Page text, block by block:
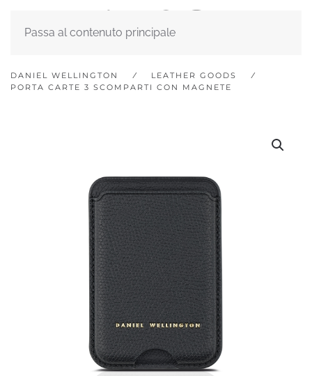
Passa al contenuto principale
DANIEL WELLINGTON
LEATHER GOODS
PORTA CARTE 3 SCOMPARTI CON MAGNETE